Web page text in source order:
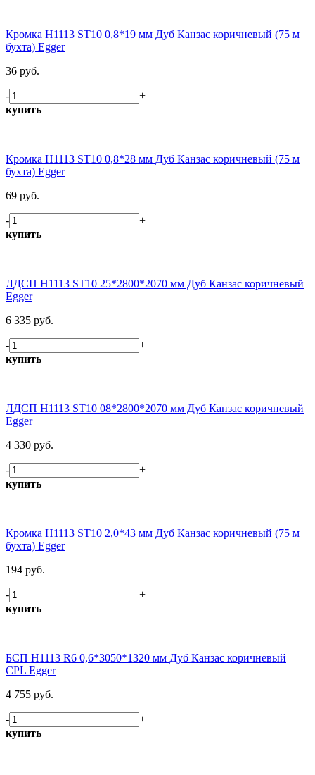
Кромка H1113 ST10 0,8*19 мм Дуб Канзас коричневый (75 м
бухта) Egger
36 руб.
-
+
купить
Кромка H1113 ST10 0,8*28 мм Дуб Канзас коричневый (75 м
бухта) Egger
69 руб.
-
+
купить
ЛДСП H1113 ST10 25*2800*2070 мм Дуб Канзас коричневый
Egger
6 335 руб.
-
+
купить
ЛДСП H1113 ST10 08*2800*2070 мм Дуб Канзас коричневый
Egger
4 330 руб.
-
+
купить
Кромка H1113 ST10 2,0*43 мм Дуб Канзас коричневый (75 м
бухта) Egger
194 руб.
-
+
купить
БСП H1113 R6 0,6*3050*1320 мм Дуб Канзас коричневый
CPL Egger
4 755 руб.
-
+
купить